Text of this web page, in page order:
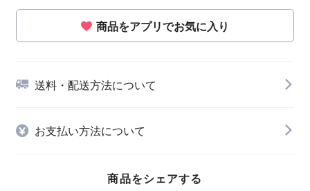
商品をアプリでお気に入り
送料・配送方法について
お支払い方法について
商品をシェアする